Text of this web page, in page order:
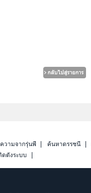
วามจากรุ่นพี่ ค้นหาดรรชนี
ดตั้งระบบ